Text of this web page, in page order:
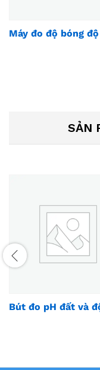
Máy đo độ bóng
SẢN
Bút đo pH đất và